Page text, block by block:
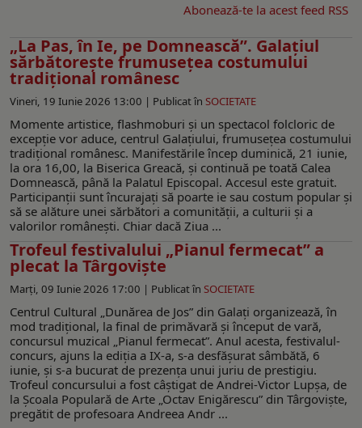
Abonează-te la acest feed RSS
„La Pas, în Ie, pe Domnească”. Galaţiul
sărbătoreşte frumusețea costumului
tradițional românesc
Vineri, 19 Iunie 2026 13:00 | Publicat în SOCIETATE
Momente artistice, flashmoburi şi un spectacol folcloric de
excepție vor aduce, centrul Galaţiului, frumusețea costumului
tradițional românesc. Manifestările încep duminică, 21 iunie,
la ora 16,00, la Biserica Greacă, şi continuă pe toată Calea
Domnească, până la Palatul Episcopal. Accesul este gratuit.
Participanții sunt încurajați să poarte ie sau costum popular și
să se alăture unei sărbători a comunității, a culturii și a
valorilor românești. Chiar dacă Ziua ...
Trofeul festivalului „Pianul fermecat” a
plecat la Târgoviște
Marți, 09 Iunie 2026 17:00 | Publicat în SOCIETATE
Centrul Cultural „Dunărea de Jos” din Galați organizează, în
mod tradiţional, la final de primăvară și început de vară,
concursul muzical „Pianul fermecat”. Anul acesta, festivalul-
concurs, ajuns la ediția a IX-a, s-a desfăşurat sâmbătă, 6
iunie, și s-a bucurat de prezența unui juriu de prestigiu.
Trofeul concursului a fost câștigat de Andrei-Victor Lupșa, de
la Școala Populară de Arte „Octav Enigărescu” din Târgoviște,
pregătit de profesoara Andreea Andr ...